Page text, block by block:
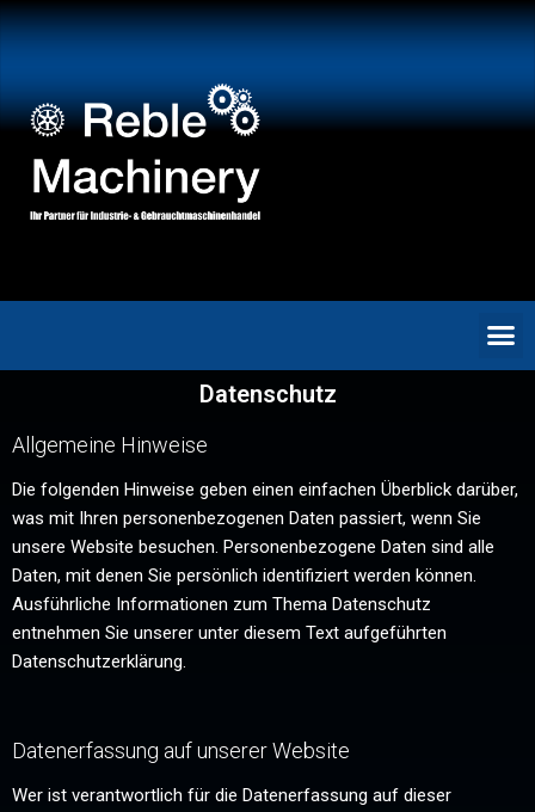
Datenschutz
Allgemeine Hinweise
Die folgenden Hinweise geben einen einfachen Überblick darüber,
was mit Ihren personenbezogenen Daten passiert, wenn Sie
unsere Website besuchen. Personenbezogene Daten sind alle
Daten, mit denen Sie persönlich identifiziert werden können.
Ausführliche Informationen zum Thema Datenschutz
entnehmen Sie unserer unter diesem Text aufgeführten
Datenschutzerklärung.
Datenerfassung auf unserer Website
Wer ist verantwortlich für die Datenerfassung auf dieser